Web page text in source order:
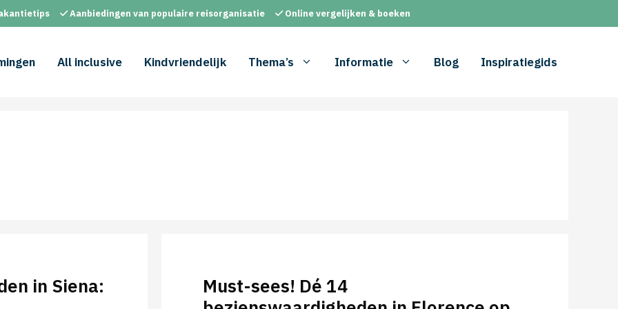
Aanbiedingen van populaire reisorganisatie Online vergelijken & boeken
All inclusive Kindvriendelijk Thema’s Informatie Blog Inspiratiegids
in Siena:
Must-sees! Dé 14